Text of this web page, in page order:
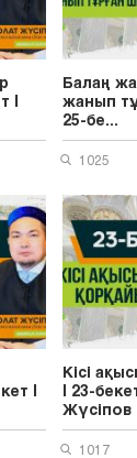
|
Балаң
жанып
25-бе...
1025
|
Кісі
| 23-
Жүсіпов
1017